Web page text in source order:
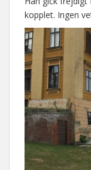
kopplet. Ingen